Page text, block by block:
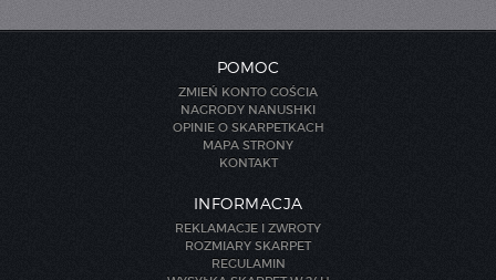
POMOC
ZMIEŃ KONTO GOŚCIA
NAGRODY NANUSHKI
OPINIE O SKARPETKACH
MAPA STRONY
KONTAKT
INFORMACJA
REKLAMACJE I ZWROTY
ROZMIARY SKARPET
REGULAMIN